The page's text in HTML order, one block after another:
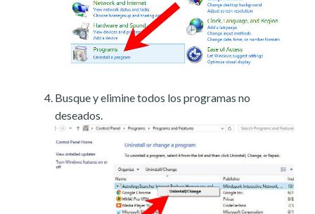
Busque y elimine todos los programas no
deseados.